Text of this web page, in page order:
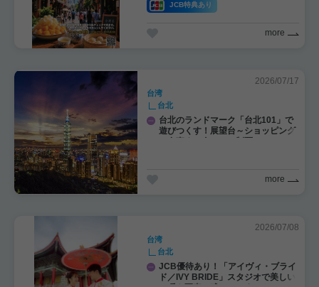
JCB特典あり
more
2026/07/17
台湾
台北
台北のランドマーク「台北101」で
遊びつくす！展望台～ショッピング
more
2026/07/08
台湾
台北
JCB優待あり！「アイヴィ・ブライ
ド／IVY BRIDE」スタジオで美しい